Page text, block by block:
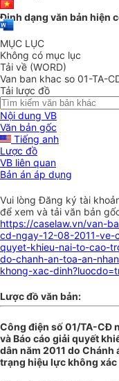
Định dạng văn bản hiện
MỤC LỤC
Không có mục lục
Tải về (WORD)
Van ban khac so 01-TA-
Tải lược đồ
Nội dung VB
Văn bản gốc
Tiếng anh
Lược đồ
VB liên quan
Bản án áp dụng
Vui lòngĐăng ký tài
để xem và tải văn bản
https://caselaw.vn/van-
cd-ngay-12-08-2011-
quyet-khieu-nai-to-cao-
do-chanh-an-toa-an-
khong-xac-
Lược đồ văn bản:
Công điện số 01/TA-CĐ
và Báo cáo giải quyết
dân năm 2011 do Chánh
trạng hiệu lực không